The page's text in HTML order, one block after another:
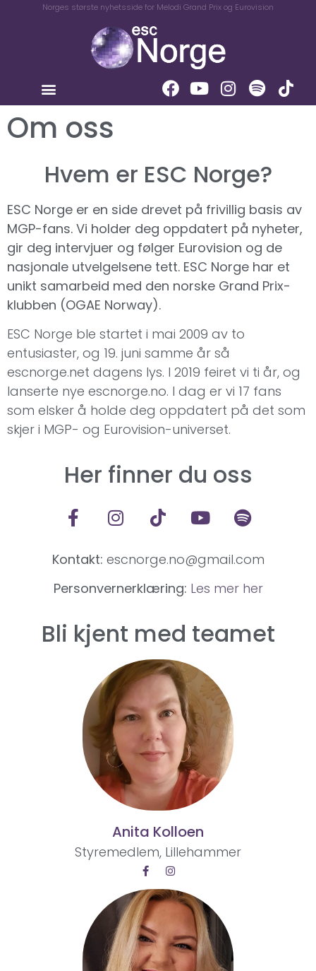
Norges største nyhetsside for Melodi Grand Prix og Eurovision
Om oss
Hvem er ESC Norge?
ESC Norge er en side drevet på frivillig basis av
MGP-fans. Vi holder deg oppdatert på nyheter,
gir deg intervjuer og følger Eurovision og de
nasjonale utvelgelsene tett. ESC Norge har et
unikt samarbeid med den norske Grand Prix-
klubben (OGAE Norway).
ESC Norge ble startet i mai 2009 av to
entusiaster, og 19. juni samme år så
escnorge.net dagens lys. I 2019 feiret vi ti år, og
lanserte nye escnorge.no. I dag er vi 17 fans
som elsker å holde deg oppdatert på det som
skjer i MGP- og Eurovision-universet.
Her finner du oss
Kontakt: escnorge.no@gmail.com
Personvernerklæring: Les mer her
Bli kjent med teamet
Anita Kolloen
Styremedlem, Lillehammer